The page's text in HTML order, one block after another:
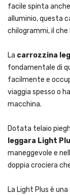
facile spinta
alluminio, questa
chilogrammi, il
La carrozzina
fondamentale di
facilmente e
viaggia spesso o
macchina.
Dotata telaio
leggara Light
maneggevole e
doppia crociera
La Light Plus è